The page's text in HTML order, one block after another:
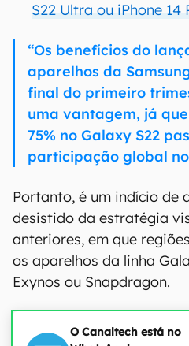
S22 Ultra ou iPhone 14
“Os benefícios do
aparelhos da
final do primeiro
uma vantagem, já
75% no Galaxy S22
participação global no
Portanto, é um indício de
desistido da estratégia
anteriores, em que
os aparelhos da linha
Exynos ou Snapdragon.
O Canaltech está no